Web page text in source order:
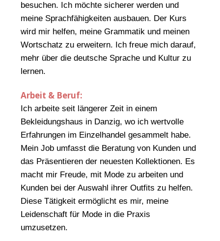
besuchen. Ich möchte sicherer werden und
meine Sprachfähigkeiten ausbauen. Der Kurs
wird mir helfen, meine Grammatik und meinen
Wortschatz zu erweitern. Ich freue mich darauf,
mehr über die deutsche Sprache und Kultur zu
lernen.
Arbeit & Beruf:
Ich arbeite seit längerer Zeit in einem
Bekleidungshaus in Danzig, wo ich wertvolle
Erfahrungen im Einzelhandel gesammelt habe.
Mein Job umfasst die Beratung von Kunden und
das Präsentieren der neuesten Kollektionen. Es
macht mir Freude, mit Mode zu arbeiten und
Kunden bei der Auswahl ihrer Outfits zu helfen.
Diese Tätigkeit ermöglicht es mir, meine
Leidenschaft für Mode in die Praxis
umzusetzen.